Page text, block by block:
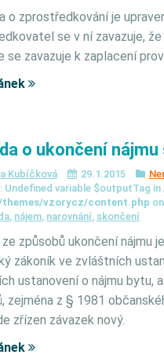
o zprostředkování je
se v ní zavazuje,
se zavazuje k zaplacení
o ukončení
Kubíčková 29.1.2015
: Undefined variable $outputTag in
vzorycz/content.php
, nájem, narovnání, skončení
způsobů ukončení nájmu
zákoník ve zvláštních
ustanovení o nájmu bytu,
zejména z § 1981
zřízen závazek nový.